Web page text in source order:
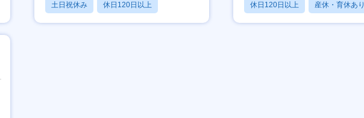
土日祝休み 休日120日以上
産休・育休あり
休日120日以上 産休・育休あり
賞与あり